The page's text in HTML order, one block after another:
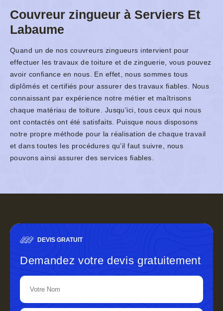
Couvreur zingueur à Serviers Et
Labaume
Quand un de nos couvreurs zingueurs intervient pour
effectuer les travaux de toiture et de zinguerie, vous pouvez
avoir confiance en nous. En effet, nous sommes tous
diplômés et certifiés pour assurer des travaux fiables. Nous
connaissant par expérience notre métier et maîtrisons
chaque matériau de toiture. Jusqu’ici, tous ceux qui nous
ont contactés ont été satisfaits. Puisque nous disposons
notre propre méthode pour la réalisation de chaque travail
et dans toutes les procédures qu’il faut suivre, nous
pouvons ainsi assurer des services fiables.
DEVIS GRATUIT
Demandez votre devis gratuitement